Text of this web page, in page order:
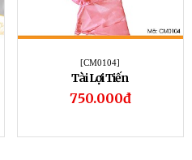
[CM0104]
Tài Lợi Tiến
750.000đ